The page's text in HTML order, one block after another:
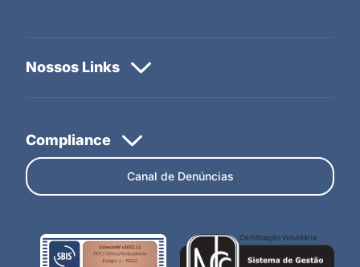
Canal de Denúncias